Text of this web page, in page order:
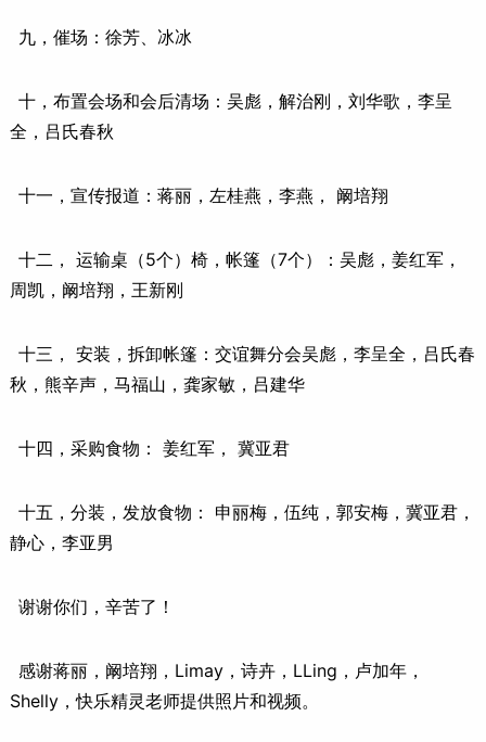
九，催场：徐芳、冰冰
十，布置会场和会后清场：吴彪，解治刚，刘华歌，李呈
全，吕氏春秋
十一，宣传报道：蒋丽，左桂燕，李燕， 阚培翔
十二， 运输桌（5个）椅，帐篷（7个）：吴彪，姜红军，
周凯，阚培翔，王新刚
十三， 安装，拆卸帐篷：交谊舞分会吴彪，李呈全，吕氏春
秋，熊辛声，马福山，龚家敏，吕建华
十四，采购食物： 姜红军， 冀亚君
十五，分装，发放食物： 申丽梅，伍纯，郭安梅，冀亚君，
静心，李亚男
谢谢你们，辛苦了！
感谢蒋丽，阚培翔，Limay，诗卉，LLing，卢加年，
Shelly，快乐精灵老师提供照片和视频。